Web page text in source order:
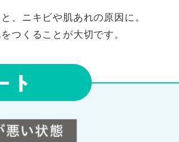
、 ニキビや肌あれの原因に。
つくることが大切です。